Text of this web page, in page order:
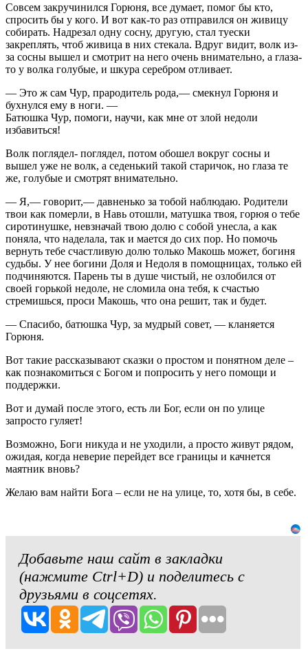
Совсем закручинился Горюня, все думает, помог бы кто,
спросить бы у кого. И вот как-то раз отправился он живицу
собирать. Надрезал одну сосну, другую, стал туески
закреплять, чтоб живица в них стекала. Вдруг видит, волк из-
за сосны вышел и смотрит на него очень внимательно, а глаза-
то у волка голубые, и шкура серебром отливает.
— Это ж сам Чур, прародитель рода,— смекнул Горюня и
бухнулся ему в ноги. —
Батюшка Чур, помоги, научи, как мне от злой недоли
избавиться!
Волк поглядел- поглядел, потом обошел вокруг сосны и
вышел уже не волк, а седенький такой старичок, но глаза те
же, голубые и смотрят внимательно.
— Я,— говорит,— давненько за тобой наблюдаю. Родители
твои как померли, в Навь отошли, матушка твоя, горюя о тебе
сиротинушке, невзначай твою долю с собой унесла, а как
поняла, что наделала, так и мается до сих пор. Но помочь
вернуть тебе счастливую долю только Макошь может, богиня
судьбы. У нее богини Доля и Недоля в помощницах, только ей
подчиняются. Парень ты в душе чистый, не озлобился от
своей горькой недоле, не сломила она тебя, к счастью
стремишься, проси Макошь, что она решит, так и будет.
— Спасибо, батюшка Чур, за мудрый совет, — кланяется
Горюня.
Вот такие рассказывают сказки о простом и понятном деле –
как познакомиться с Богом и попросить у него помощи и
поддержки.
Вот и думай после этого, есть ли Бог, если он по улице
запросто гуляет!
Возможно, Боги никуда и не уходили, а просто живут рядом,
ожидая, когда неверие перейдет все границы и качнется
маятник вновь?
Желаю вам найти Бога – если не на улице, то, хотя бы, в себе.
Добавьте наш сайт в закладки
(нажмите Ctrl+D) и поделитесь с
друзьями в соцсетях.